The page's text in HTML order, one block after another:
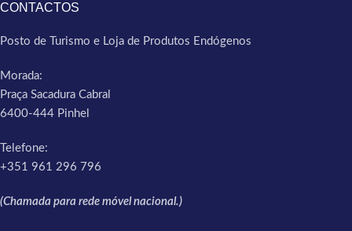
CONTACTOS
Posto de Turismo e Loja de Produtos Endógenos
Morada:
Praça Sacadura Cabral
6400-444 Pinhel
Telefone:
+351 961 296 796
(Chamada para rede móvel nacional.)